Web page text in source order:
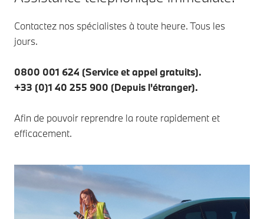
Contactez nos spécialistes à toute heure. Tous les
jours.
0800 001 624 (Service et appel gratuits).
+33 (0)1 40 255 900 (Depuis l'étranger).
Afin de pouvoir reprendre la route rapidement et
efficacement.